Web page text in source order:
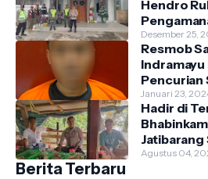
Hendro
Krimun
Desember 25,
Resmob
Indramayu
Pencurian
Dusun
Indramayu.
Januari 23,
Hadir di
Jatibarang
Agustus 04,
Berita Terbaru